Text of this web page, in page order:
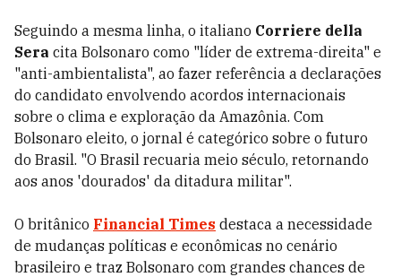
Seguindo a mesma linha, o italiano Corriere della
Sera cita Bolsonaro como "líder de extrema-direita" e
"anti-ambientalista", ao fazer referência a declarações
do candidato envolvendo acordos internacionais
sobre o clima e exploração da Amazônia. Com
Bolsonaro eleito, o jornal é categórico sobre o futuro
do Brasil. "O Brasil recuaria meio século, retornando
aos anos 'dourados' da ditadura militar".
O britânico Financial Times destaca a necessidade
de mudanças políticas e econômicas no cenário
brasileiro e traz Bolsonaro com grandes chances de